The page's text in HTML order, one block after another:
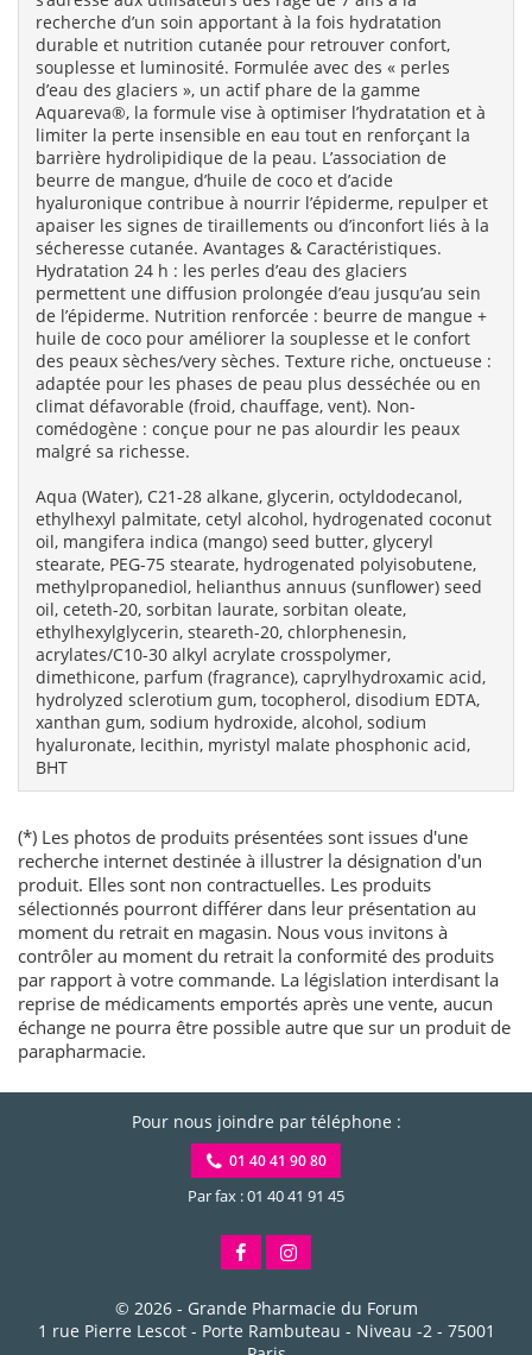
recherche d’un soin apportant à la fois hydratation
durable et nutrition cutanée pour retrouver confort,
souplesse et luminosité. Formulée avec des « perles
d’eau des glaciers », un actif phare de la gamme
Aquareva®, la formule vise à optimiser l’hydratation et à
limiter la perte insensible en eau tout en renforçant la
barrière hydrolipidique de la peau. L’association de
beurre de mangue, d’huile de coco et d’acide
hyaluronique contribue à nourrir l’épiderme, repulper et
apaiser les signes de tiraillements ou d’inconfort liés à la
sécheresse cutanée. Avantages & Caractéristiques.
Hydratation 24 h : les perles d’eau des glaciers
permettent une diffusion prolongée d’eau jusqu’au sein
de l’épiderme. Nutrition renforcée : beurre de mangue +
huile de coco pour améliorer la souplesse et le confort
des peaux sèches/very sèches. Texture riche, onctueuse :
adaptée pour les phases de peau plus desséchée ou en
climat défavorable (froid, chauffage, vent). Non-
comédogène : conçue pour ne pas alourdir les peaux
malgré sa richesse.
Aqua (Water), C21-28 alkane, glycerin, octyldodecanol,
ethylhexyl palmitate, cetyl alcohol, hydrogenated coconut
oil, mangifera indica (mango) seed butter, glyceryl
stearate, PEG-75 stearate, hydrogenated polyisobutene,
methylpropanediol, helianthus annuus (sunflower) seed
oil, ceteth-20, sorbitan laurate, sorbitan oleate,
ethylhexylglycerin, steareth-20, chlorphenesin,
acrylates/C10-30 alkyl acrylate crosspolymer,
dimethicone, parfum (fragrance), caprylhydroxamic acid,
hydrolyzed sclerotium gum, tocopherol, disodium EDTA,
xanthan gum, sodium hydroxide, alcohol, sodium
hyaluronate, lecithin, myristyl malate phosphonic acid,
BHT
(*) Les photos de produits présentées sont issues d'une
recherche internet destinée à illustrer la désignation d'un
produit. Elles sont non contractuelles. Les produits
sélectionnés pourront différer dans leur présentation au
moment du retrait en magasin. Nous vous invitons à
contrôler au moment du retrait la conformité des produits
par rapport à votre commande. La législation interdisant la
reprise de médicaments emportés après une vente, aucun
échange ne pourra être possible autre que sur un produit de
parapharmacie.
Pour nous joindre par téléphone :
01 40 41 90 80
Par fax : 01 40 41 91 45
© 2026 - Grande Pharmacie du Forum
1 rue Pierre Lescot - Porte Rambuteau - Niveau -2- 75001